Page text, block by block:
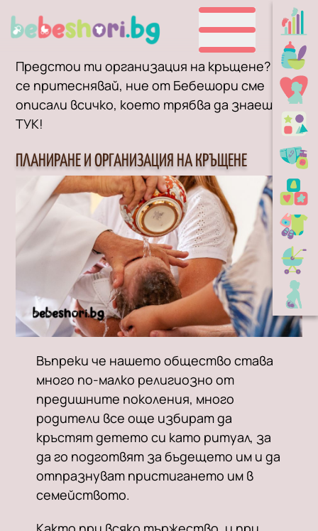
Предстои ти организация на кръщене? Не
се притеснявай, ние от Бебешори сме
описали всичко, което трябва да знаеш
ТУК!
ПЛАНИРАНЕ И ОРГАНИЗАЦИЯ НА КРЪЩЕНЕ
Въпреки че нашето общество става
много по-малко религиозно от
предишните поколения, много
родители все още избират да
кръстят детето си като ритуал, за
да го подготвят за бъдещето им и да
отпразнуват пристигането им в
семейството.